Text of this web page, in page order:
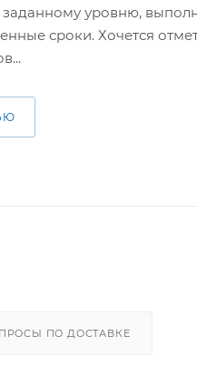
заданному уровню,
сроки. Хочется
ПО ДОСТАВКЕ